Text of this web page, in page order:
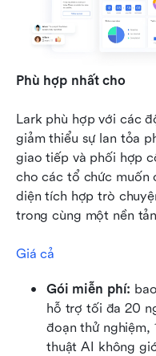
Phù hợp nhất cho
Lark phù hợp với các
giảm thiểu sự lan tỏa
giao tiếp và phối hợp
cho các tổ chức muốn
diện tích hợp trò
trong cùng một nền
Giá cả
Gói miễn phí:
hỗ trợ tối đa 20
đoạn thử nghiệm,
thuật AI không